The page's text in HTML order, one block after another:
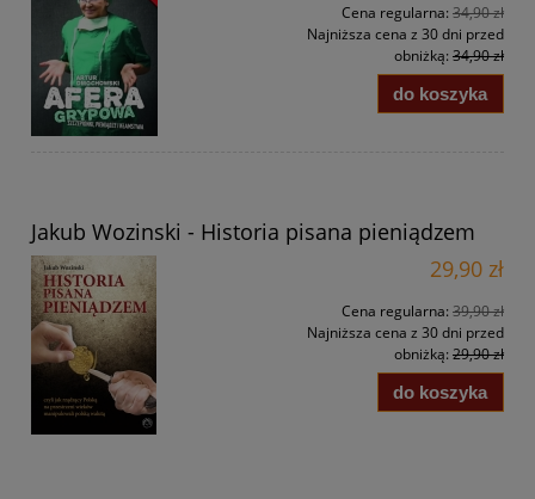
Cena regularna: 34,90 zł
Najniższa cena z 30 dni przed
obniżką: 34,90 zł
do koszyka
Jakub Wozinski - Historia pisana pieniądzem
29,90 zł
Cena regularna: 39,90 zł
Najniższa cena z 30 dni przed
obniżką: 29,90 zł
do koszyka